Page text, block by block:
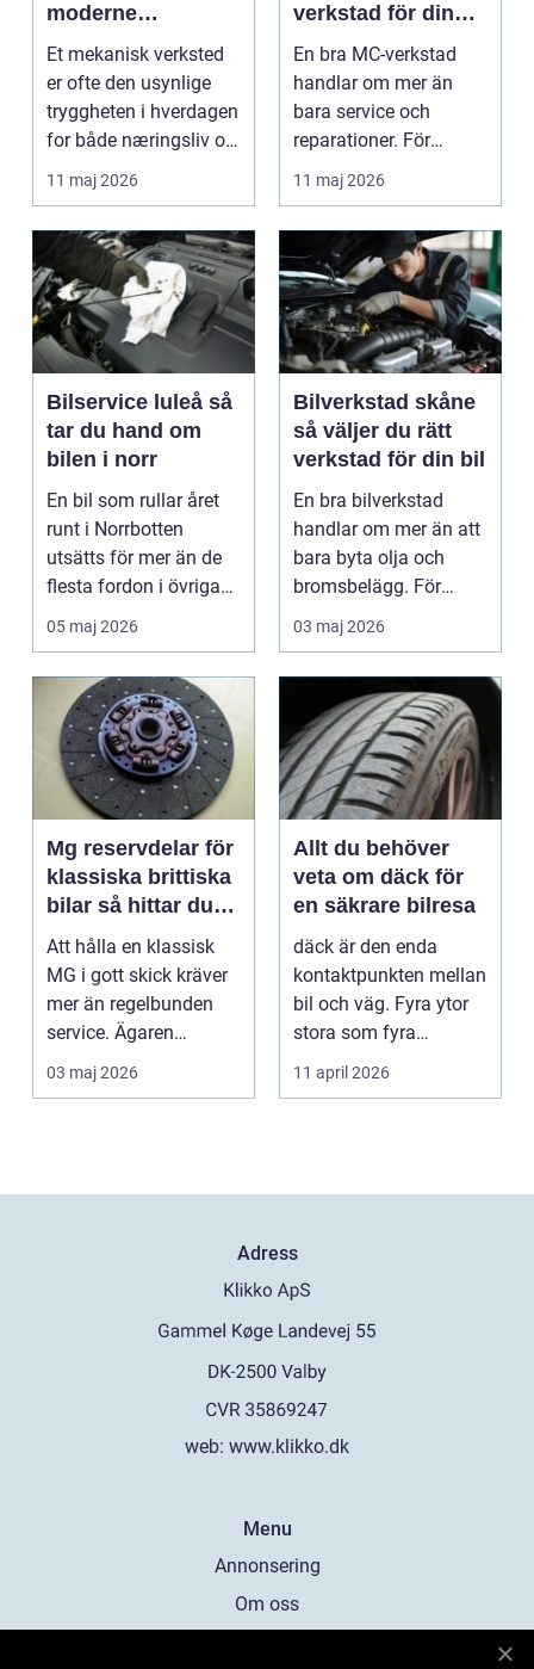
moderne
maskinpark
Et mekanisk verksted
er ofte den usynlige
tryggheten i hverdagen
for både næringsliv og
privatperson...
11 maj 2026
verkstad för din
motorcykel
En bra MC-verkstad
handlar om mer än
bara service och
reparationer. För
många förare i Skåne
är verk...
11 maj 2026
Bilservice luleå så
tar du hand om
bilen i norr
En bil som rullar året
runt i Norrbotten
utsätts för mer än de
flesta fordon i övriga
landet. Kyla, ...
05 maj 2026
Bilverkstad skåne
så väljer du rätt
verkstad för din bil
En bra bilverkstad
handlar om mer än att
bara byta olja och
bromsbelägg. För
många är bilen
avgörand...
03 maj 2026
Mg reservdelar för
klassiska brittiska
bilar så hittar du
rätt delar
Att hålla en klassisk
MG i gott skick kräver
mer än regelbunden
service. Ägaren
behöver också ha kol...
03 maj 2026
Allt du behöver
veta om däck för
en säkrare bilresa
däck är den enda
kontaktpunkten mellan
bil och väg. Fyra ytor
stora som fyra
handflator avgör
bromss...
11 april 2026
Adress
web: www.klikko.dk
Menu
Annonsering
Om oss